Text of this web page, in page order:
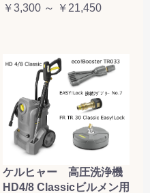
￥3,300 ～ ￥21,450
ケルヒャー 高圧洗浄機
HD4/8 Classicビルメン用